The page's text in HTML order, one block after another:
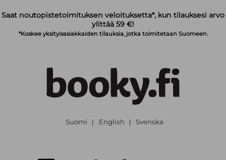
Saat noutopistetoimituksen veloituksetta*, kun tilauksesi arvo
ylittää 59 €!
*Koskee yksityisasiakkaiden tilauksia, jotka toimitetaan Suomeen.
Suomi | English | Svenska